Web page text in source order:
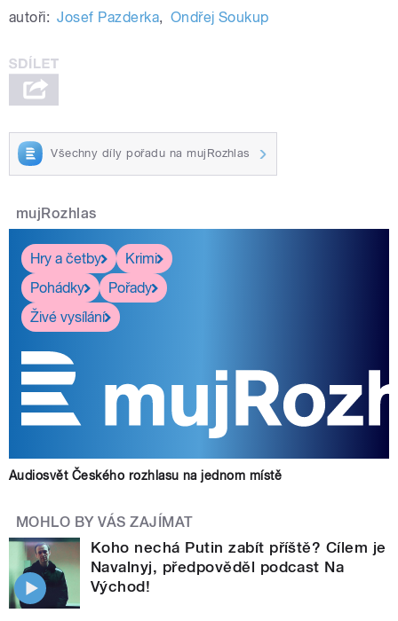
autoři: Josef Pazderka, Ondřej Soukup
Všechny díly pořadu na mujRozhlas
mujRozhlas
Hry a četby
Krimi
Pohádky
Pořady
Živé vysílání
Audiosvět Českého rozhlasu na jednom místě
MOHLO BY VÁS ZAJÍMAT
Koho nechá Putin zabít příště? Cílem je
Navalnyj, předpověděl podcast Na
Východ!